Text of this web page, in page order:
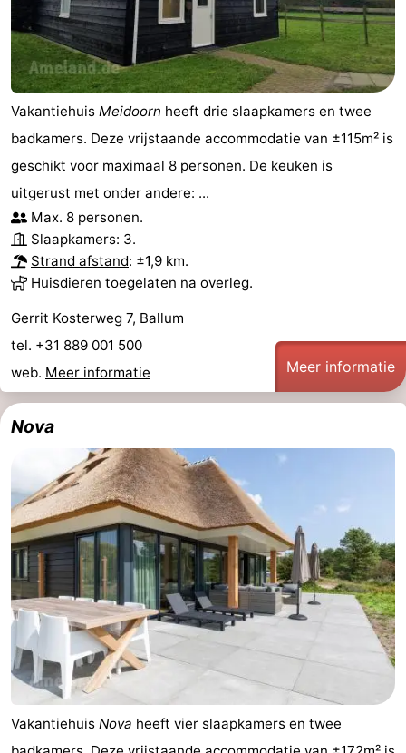
Vakantiehuis Meidoorn heeft drie slaapkamers en twee
badkamers. Deze vrijstaande accommodatie van ±115m² is
geschikt voor maximaal 8 personen. De keuken is
uitgerust met onder andere: ...
Max. 8 personen.
Slaapkamers: 3.
Strand afstand: ±1,9 km.
Huisdieren toegelaten na overleg.
Gerrit Kosterweg 7, Ballum
tel. +31 889 001 500
web. Meer informatie Meer informatie
Nova
Vakantiehuis Nova heeft vier slaapkamers en twee